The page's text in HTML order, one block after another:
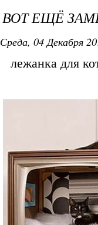
ВОТ ЕЩЁ
Среда, 04 Декабря
лежанка для